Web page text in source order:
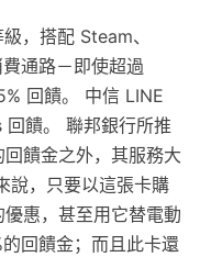
，搭配 Steam、
通路－即使超過
回饋。 中信 LINE
饋。 聯邦銀行所推
饋金之外，其服務大
說，只要以這張卡購
惠，甚至用它替電動
回饋金；而且此卡還